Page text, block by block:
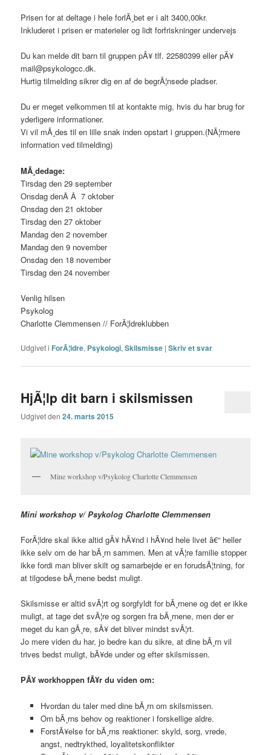
Prisen for at deltage i hele forlÃ¸bet er i alt 3400,00kr.
Inkluderet i prisen er materieler og lidt forfriskninger undervejs
Du kan melde dit barn til gruppen pÃ¥ tlf. 22580399 eller pÃ¥
mail@psykologcc.dk.
Hurtig tilmelding sikrer dig en af de begrÃ¦nsede pladser.
Du er meget velkommen til at kontakte mig, hvis du har brug for
yderligere informationer.
Vi vil mÃ¸des til en lille snak inden opstart i gruppen.(NÃ¦rmere
information ved tilmelding)
MÃ¸dedage:
Tirsdag den 29 september
Onsdag denÂ Â 7 oktober
Onsdag den 21 oktober
Tirsdag den 27 oktober
Mandag den 2 november
Mandag den 9 november
Onsdag den 18 november
Tirsdag den 24 november
Venlig hilsen
Psykolog
Charlotte Clemmensen // ForÃ¦ldreklubben
Udgivet i ForÃ¦ldre, Psykologi,Skilsmisse |Skriv et svar
HjÃ¦lp dit barn i skilsmissen
Udgivet den24. marts 2015
Mine workshop v/Psykolog Charlotte Clemmensen
Mini workshop v/ Psykolog Charlotte Clemmensen
ForÃ¦ldre skal ikke altid gÃ¥ hÃ¥nd i hÃ¥nd hele livet â€“ heller
ikke selv om de har bÃ¸rn sammen. Men at vÃ¦re familie stopper
ikke fordi man bliver skilt og samarbejde er en forudsÃ¦tning, for
at tilgodese bÃ¸rnene bedst muligt.
Skilsmisse er altid svÃ¦rt og sorgfyldt for bÃ¸rnene og det er ikke
muligt, at tage det svÃ¦re og sorgen fra bÃ¸rnene, men der er
meget du kan gÃ¸re, sÃ¥ det bliver mindst svÃ¦rt.
Jo mere viden du har, jo bedre kan du sikre, at dine bÃ¸rn vil
trives bedst muligt, bÃ¥de under og efter skilsmissen.
PÃ¥ workhoppen fÃ¥r du viden om:
Hvordan du taler med dine bÃ¸rn om skilsmissen.
Om bÃ¸rns behov og reaktioner i forskellige aldre.
ForstÃ¥else for bÃ¸rns reaktioner: skyld, sorg, vrede,
angst, nedtrykthed, loyalitetskonflikter